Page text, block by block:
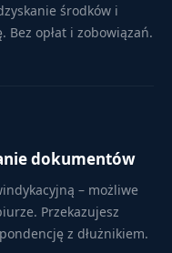
środków i
opłat i zobowiązań.
dokumentów
– możliwe
Przekazujesz
z dłużnikiem.